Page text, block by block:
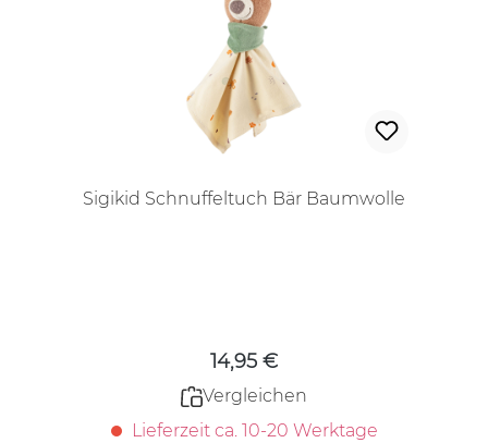
Sigikid Schnuffeltuch Bär Baumwolle
14,95 €
Vergleichen
Lieferzeit ca. 10-20 Werktage